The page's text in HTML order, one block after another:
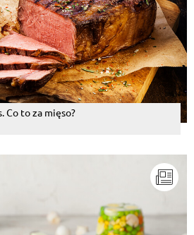
Odpowiedz
, 22.06.2015
Odpowiedz
Odpowiedz
Co to za mięso?